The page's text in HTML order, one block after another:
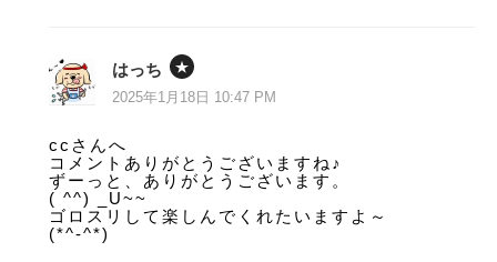
はっち
2025年1月18日 10:47 PM
ccさんへ
コメントありがとうございますね♪
ずーっと、ありがとうございます。
( ^^) _U~~
ゴロスリして楽しんでくれたいますよ～
(*^-^*)